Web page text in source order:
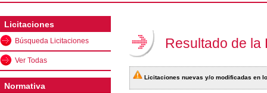
Licitaciones
Búsqueda Licitaciones
Ver Todas
Normativa
Resultado de la
Licitaciones nuevas y/o modificadas en